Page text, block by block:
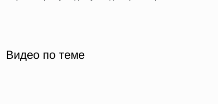
Видео по теме